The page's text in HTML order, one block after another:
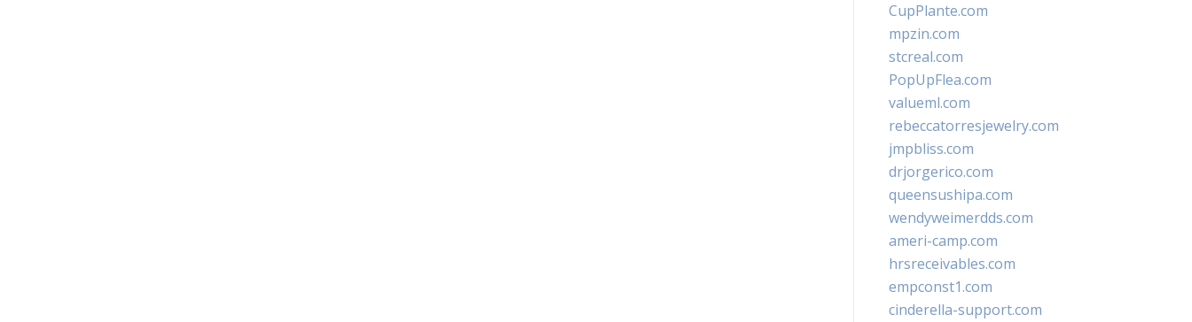
CupPlante.com
mpzin.com
stcreal.com
PopUpFlea.com
valueml.com
rebeccatorresjewelry.com
jmpbliss.com
drjorgerico.com
queensushipa.com
wendyweimerdds.com
ameri-camp.com
hrsreceivables.com
empconst1.com
cinderella-support.com